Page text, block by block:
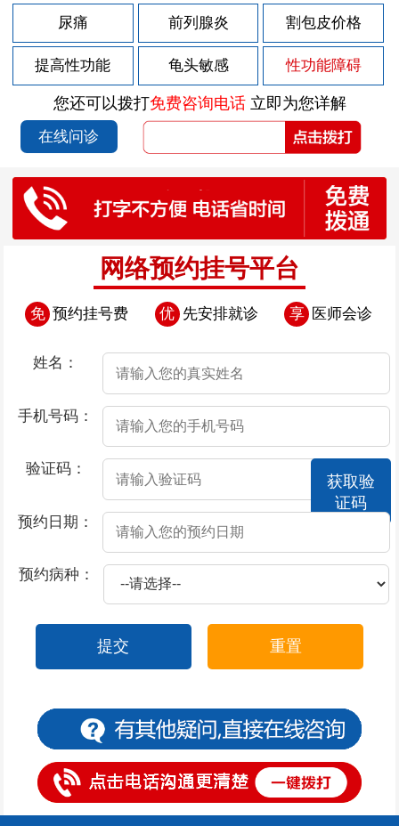
男性前列腺炎的后果 2026-07-29
男性前列腺炎的症状有哪些 2026-07-29
男性前列腺炎的症状如何表现 2026-07-29
包皮上有红斑块 2026-07-28
包皮上有点溃烂 2026-07-25
2026-07-24
导致男性早泄的原因是什么呢 2026-07-24
导致男性患上早泄的因素有哪些
憋尿治疗早泄“不靠谱”
导致男性早泄的病因是什么 2026-07-24
包皮上有白疙瘩 2026-07-23
包皮上有小肉流脓
包皮上有一圈肉芽是怎么回事
撸管过度会不会导致男性阳痿 2026-07-17
酒精导致阳痿的原因？ 2026-07-17
莫让阳痿，给男性朋友“打击” 2026-07-17
撸管过度阳痿了怎么办 2026-07-17
患上了阳痿都有哪些症状表现 2026-07-17
包皮一边起疙瘩 2026-07-14
包皮一块红斑怎么办 2026-07-11
包皮过长有什么危害呢？ 2026-07-11
包皮不可以用力上翻的原因是什么 2026-07-11
尿痛 前列腺炎 割包皮价格
提高性功能 龟头敏感 性功能障碍
您还可以拨打免费咨询电话立即为您详解
在线问诊
网络预约挂号平台
免 预约挂号费 优 先安排就诊 享 医师会诊
姓名：
手机号码：
验证码：
获取验
证码
预约日期：
预约病种：
提交 重置